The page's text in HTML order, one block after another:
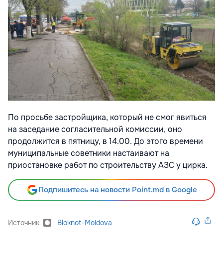
По просьбе застройщика, который не смог явиться
на заседание согласительной комиссии, оно
продолжится в пятницу, в 14.00. До этого времени
муниципальные советники настаивают на
приостановке работ по строительству АЗС у цирка.
Подпишитесь на новости Point.md в Google
Источник Bloknot-Moldova